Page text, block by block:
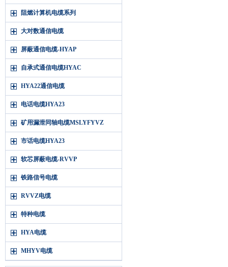
阻燃计算机电缆系列
大对数通信电缆
屏蔽通信电缆-HYAP
自承式通信电缆HYAC
HYA22通信电缆
电话电缆HYA23
矿用漏泄同轴电缆MSLYFYVZ
市话电缆HYA23
软芯屏蔽电缆-RVVP
铁路信号电缆
RVVZ电缆
特种电缆
HYA电缆
MHYV电缆